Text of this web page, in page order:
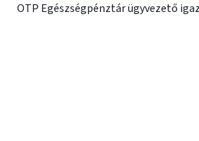
OTP Egészségpénztár ügyvezető